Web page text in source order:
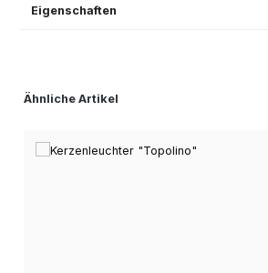
Eigenschaften
Produktgalerie überspringen
Ähnliche Artikel